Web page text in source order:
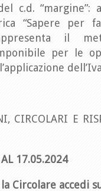
c.d. “margine”:
“Sapere per
il
per le
CIRCOLARI E
17.05.2024
Circolare accedi